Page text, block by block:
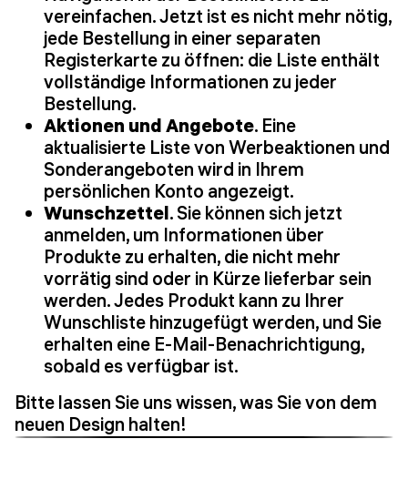
vereinfachen. Jetzt ist es nicht mehr nötig,
jede Bestellung in einer separaten
Registerkarte zu öffnen: die Liste enthält
vollständige Informationen zu jeder
Bestellung.
Aktionen und Angebote. Eine
aktualisierte Liste von Werbeaktionen und
Sonderangeboten wird in Ihrem
persönlichen Konto angezeigt.
Wunschzettel. Sie können sich jetzt
anmelden, um Informationen über
Produkte zu erhalten, die nicht mehr
vorrätig sind oder in Kürze lieferbar sein
werden. Jedes Produkt kann zu Ihrer
Wunschliste hinzugefügt werden, und Sie
erhalten eine E-Mail-Benachrichtigung,
sobald es verfügbar ist.
Bitte lassen Sie uns wissen, was Sie von dem
neuen Design halten!